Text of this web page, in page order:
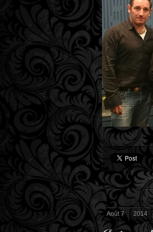
Août 7 2014